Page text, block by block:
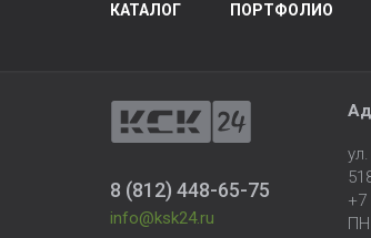
КАТАЛОГ ПОРТФОЛИО
8 (812) 448-65-75
info@ksk24.ru
+7